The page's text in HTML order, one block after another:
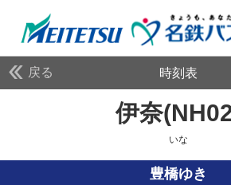
戻る 時刻表
伊奈
いな
豊橋ゆき